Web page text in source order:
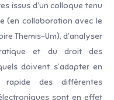
issus d’un colloque tenu
(en collaboration avec le
Themis-Um), d’analyser
et du droit des
doivent s’adapter en
rapide des différentes
sont en effet